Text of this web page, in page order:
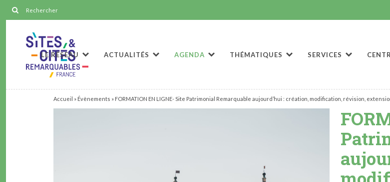
LE RÉSEAU ACTUALITÉS AGENDA THÉMATIQUES SERVICES
Accueil » Évènements » FORMATION EN LIGNE- Site Patrimonial Remarquable aujourd’hui : création, modification, révision,